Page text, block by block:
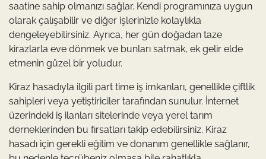
saatine sahip olmanızı sağlar. Kendi programınıza uygun
olarak çalışabilir ve diğer işlerinizle kolaylıkla
dengeleyebilirsiniz. Ayrıca, her gün doğadan taze
kirazlarla eve dönmek ve bunları satmak, ek gelir elde
etmenin güzel bir yoludur.
Kiraz hasadıyla ilgili part time iş imkanları, genellikle çiftlik
sahipleri veya yetiştiriciler tarafından sunulur. İnternet
üzerindeki iş ilanları sitelerinde veya yerel tarım
derneklerinden bu fırsatları takip edebilirsiniz. Kiraz
hasadı için gerekli eğitim ve donanım genellikle sağlanır,